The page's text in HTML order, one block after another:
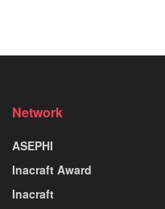
Network
ASEPHI
Inacraft Award
Inacraft